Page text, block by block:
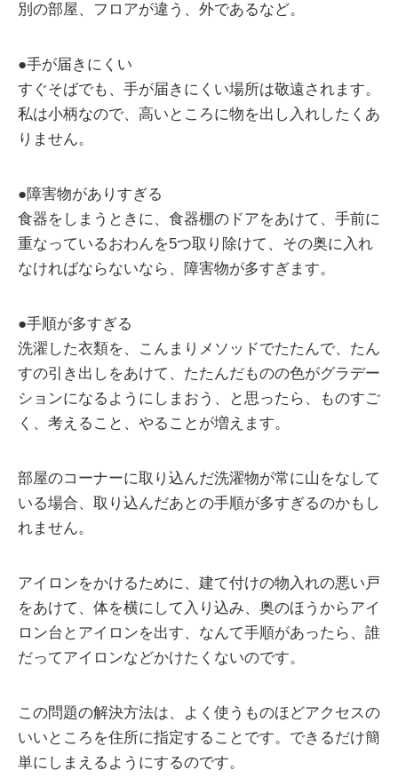
別の部屋、フロアが違う、外であるなど。
●手が届きにくい
すぐそばでも、手が届きにくい場所は敬遠されます。
私は小柄なので、高いところに物を出し入れしたくあ
りません。
●障害物がありすぎる
食器をしまうときに、食器棚のドアをあけて、手前に
重なっているおわんを5つ取り除けて、その奥に入れ
なければならないなら、障害物が多すぎます。
●手順が多すぎる
洗濯した衣類を、こんまりメソッドでたたんで、たん
すの引き出しをあけて、たたんだものの色がグラデー
ションになるようにしまおう、と思ったら、ものすご
く、考えること、やることが増えます。
部屋のコーナーに取り込んだ洗濯物が常に山をなして
いる場合、取り込んだあとの手順が多すぎるのかもし
れません。
アイロンをかけるために、建て付けの物入れの悪い戸
をあけて、体を横にして入り込み、奥のほうからアイ
ロン台とアイロンを出す、なんて手順があったら、誰
だってアイロンなどかけたくないのです。
この問題の解決方法は、よく使うものほどアクセスの
いいところを住所に指定することです。できるだけ簡
単にしまえるようにするのです。